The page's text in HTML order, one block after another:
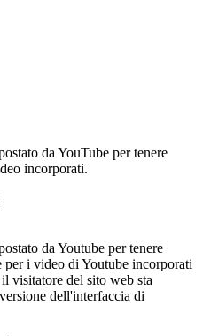
da YouTube per tenere
incorporati.
da Youtube per tenere
per i video di Youtube incorporati
visitatore del sito web sta
dell'interfaccia di